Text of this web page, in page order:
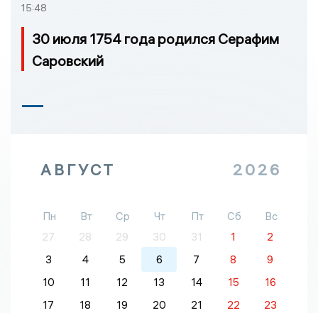
15:48
30 июля 1754 года родился Серафим
Саровский
АВГУСТ 2026
Пн Вт Ср Чт Пт Сб
Вс
27
28 29 30 31 1
2
3
4 5 6 7 8
9
10
11 12 13 14 15
16
17
18 19 20 21 22
23